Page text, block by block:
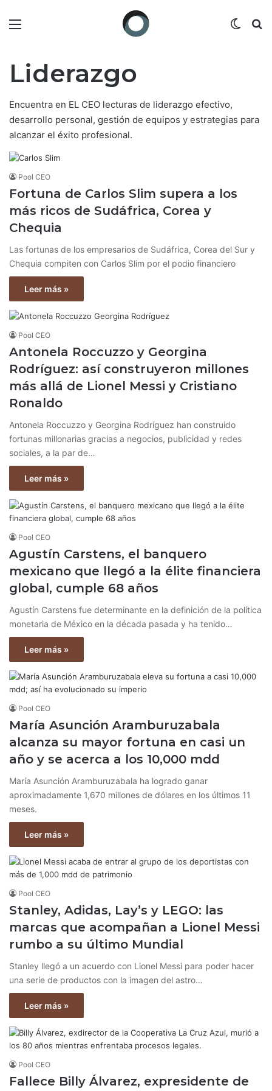
Liderazgo
Encuentra en EL CEO lecturas de liderazgo efectivo,
desarrollo personal, gestión de equipos y estrategias para
alcanzar el éxito profesional.
Pool CEO
Fortuna de Carlos Slim supera a los
más ricos de Sudáfrica, Corea y
Chequia
Las fortunas de los empresarios de Sudáfrica, Corea del Sur y
Chequia compiten con Carlos Slim por el podio financiero
Leer más »
Pool CEO
Antonela Roccuzzo y Georgina
Rodríguez: así construyeron millones
más allá de Lionel Messi y Cristiano
Ronaldo
Antonela Roccuzzo y Georgina Rodríguez han construido
fortunas millonarias gracias a negocios, publicidad y redes
sociales, a la par de…
Leer más »
Pool CEO
Agustín Carstens, el banquero
mexicano que llegó a la élite financiera
global, cumple 68 años
Agustín Carstens fue determinante en la definición de la política
monetaria de México en la década pasada y ha tenido…
Leer más »
Pool CEO
María Asunción Aramburuzabala
alcanza su mayor fortuna en casi un
año y se acerca a los 10,000 mdd
María Asunción Aramburuzabala ha logrado ganar
aproximadamente 1,670 millones de dólares en los últimos 11
meses.
Leer más »
Pool CEO
Stanley, Adidas, Lay’s y LEGO: las
marcas que acompañan a Lionel Messi
rumbo a su último Mundial
Stanley llegó a un acuerdo con Lionel Messi para poder hacer
una serie de productos con la imagen del astro…
Leer más »
Pool CEO
Fallece Billy Álvarez, expresidente de